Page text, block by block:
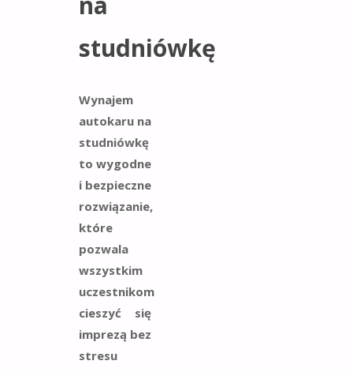
studniówkę
Wynajem
autokaru na
studniówkę
to wygodne
i bezpieczne
rozwiązanie,
które
pozwala
wszystkim
uczestnikom
cieszyć się
imprezą bez
stresu